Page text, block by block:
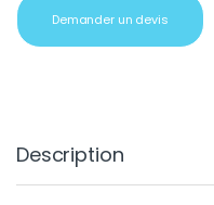
Demander un devis
Description